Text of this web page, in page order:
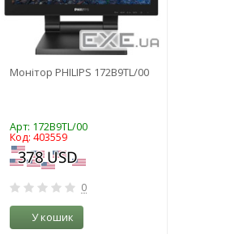
Монітор PHILIPS 172B9TL/00
Арт: 172B9TL/00
Код: 403559
0
У кошик